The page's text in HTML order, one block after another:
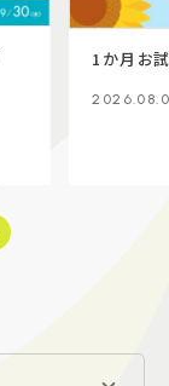
1か月お